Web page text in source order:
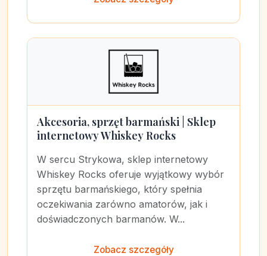
Akcesoria, sprzęt barmański | Sklep
internetowy Whiskey Rocks
W sercu Strykowa, sklep internetowy
Whiskey Rocks oferuje wyjątkowy wybór
sprzętu barmańskiego, który spełnia
oczekiwania zarówno amatorów, jak i
doświadczonych barmanów. W...
Zobacz szczegóły